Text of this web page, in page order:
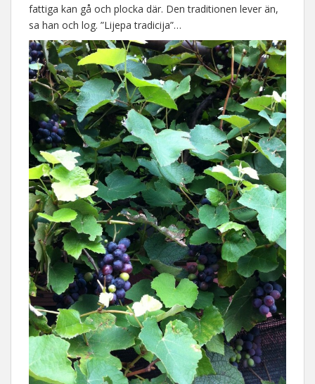
fattiga kan gå och plocka där. Den traditionen lever än,
sa han och log. ”Lijepa tradicija”…